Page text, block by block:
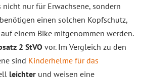
nur für Erwachsene, sondern
benötigen einen solchen Kopfschutz,
auf einem Bike mitgenommen werden.
2 StVO vor. Im Vergleich zu den
sind Kinderhelme für das
leichter und weisen eine